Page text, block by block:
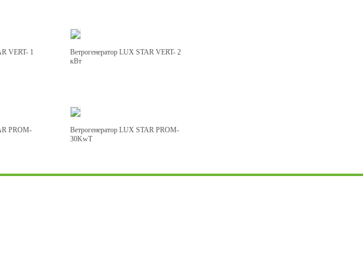
VERT- 1
Ветрогенератор LUX STAR VERT- 2
кВт
PROM-
Ветрогенератор LUX STAR PROM-
30KwT